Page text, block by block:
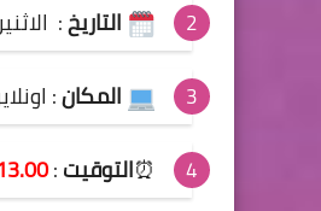
التاريخ: الاثنين 15
المكان:
⏰التوقيت: